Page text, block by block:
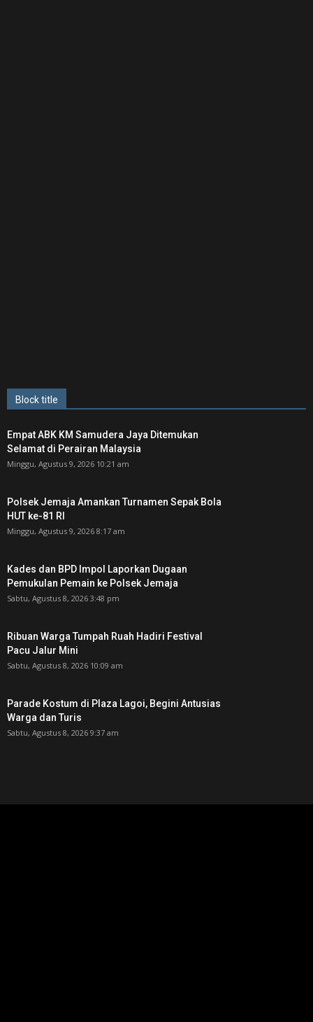
Block title
Empat ABK KM Samudera Jaya Ditemukan
Selamat di Perairan Malaysia
Minggu, Agustus 9, 2026 10:21 am
Polsek Jemaja Amankan Turnamen Sepak Bola
HUT ke-81 RI ‎
Minggu, Agustus 9, 2026 8:17 am
Kades dan BPD Impol Laporkan Dugaan
Pemukulan Pemain ke Polsek Jemaja
Sabtu, Agustus 8, 2026 3:48 pm
Ribuan Warga Tumpah Ruah Hadiri Festival
Pacu Jalur Mini
Sabtu, Agustus 8, 2026 10:09 am
Parade Kostum di Plaza Lagoi, Begini Antusias
Warga dan Turis
Sabtu, Agustus 8, 2026 9:37 am